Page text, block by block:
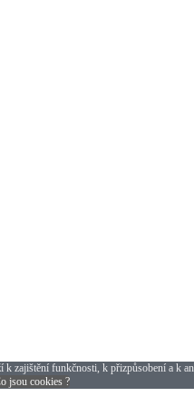
zajištění funkčnosti, k přizpůsobení a k
jsou cookies ?